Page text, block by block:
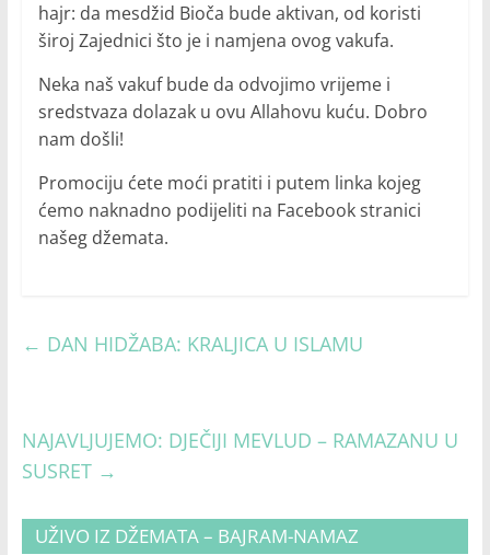
hajr: da mesdžid Bioča bude aktivan, od koristi
široj Zajednici što je i namjena ovog vakufa.
Neka naš vakuf bude da odvojimo vrijeme i
sredstvaza dolazak u ovu Allahovu kuću. Dobro
nam došli!
Promociju ćete moći pratiti i putem linka kojeg
ćemo naknadno podijeliti na Facebook stranici
našeg džemata.
← DAN HIDŽABA: KRALJICA U ISLAMU
NAJAVLJUJEMO: DJEČIJI MEVLUD – RAMAZANU U
SUSRET →
UŽIVO IZ DŽEMATA – BAJRAM-NAMAZ